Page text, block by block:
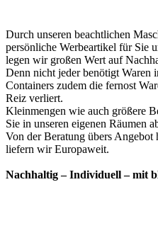
Durch unseren beachtlichen
persönliche Werbeartikel für Sie
legen wir großen Wert auf
Denn nicht jeder benötigt Waren
Containers zudem die fernost
Reiz verliert.
Kleinmengen wie auch größere
Sie in unseren eigenen Räumen
Von der Beratung übers Angebot
liefern wir Europaweit.
Nachhaltig – Individuell – mit